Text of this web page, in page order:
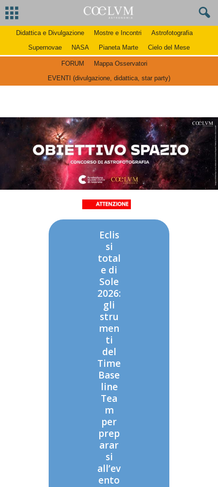
Didattica e Divulgazione Mostre e Incontri
Astrofotografia
Supernovae
NASA Pianeta Marte Cielo del Mese
FORUM
Mappa Osservatori
EVENTI (divulgazione, didattica, star party)
Eclis
si
total
e di
Sole
2026:
gli
stru
men
ti
del
Time
Base
line
Tea
m
per
prep
arar
si
all’ev
ento